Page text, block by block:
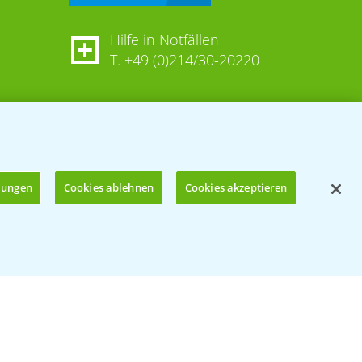
Hilfe in Notfällen
T. +49 (0)214/30-20220
Cookies ablehnen Cookies akzeptieren